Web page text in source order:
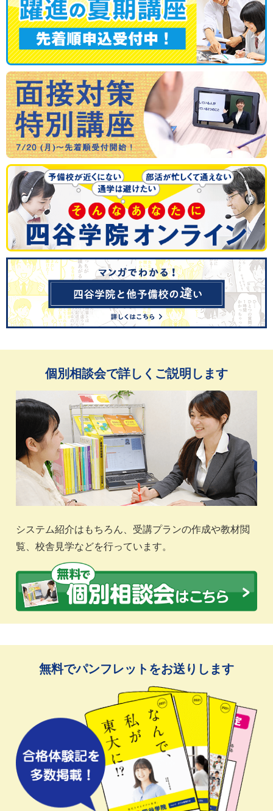
個別相談会で詳しくご説明します
システム紹介はもちろん、受講プランの作成や教材閲
覧、校舎見学などを行っています。
無料でパンフレットをお送りします